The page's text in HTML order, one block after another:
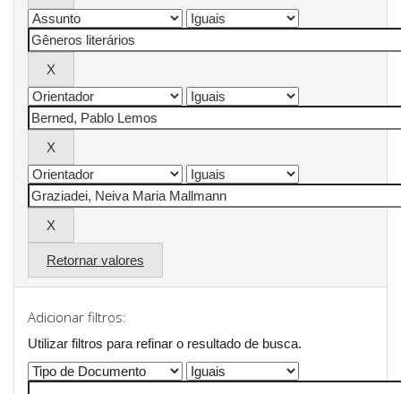
Retornar valores
Adicionar filtros:
Utilizar filtros para refinar o resultado de busca.